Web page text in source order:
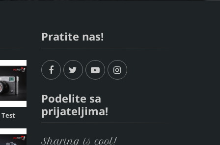
Test
Pratite nas!
Podelite sa
prijateljima!
Sharing is cool!